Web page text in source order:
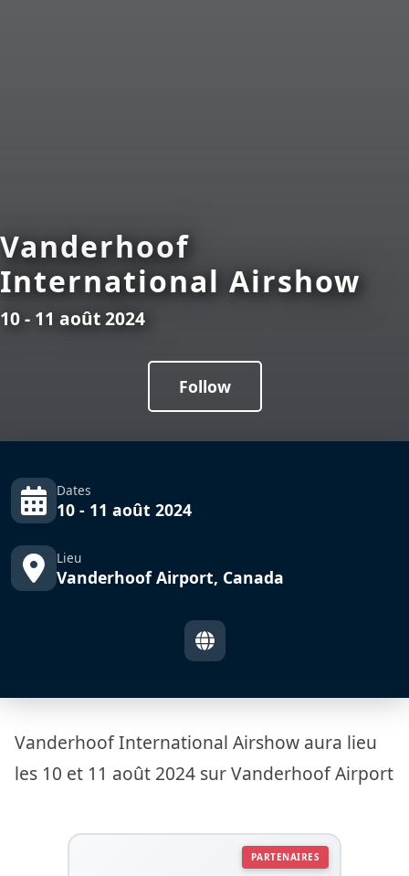
Vanderhoof
International Airshow
10 - 11 août 2024
Follow
Dates
10 - 11 août 2024
Lieu
Vanderhoof Airport, Canada
Vanderhoof International Airshow aura lieu
les 10 et 11 août 2024 sur Vanderhoof Airport
PARTENAIRES